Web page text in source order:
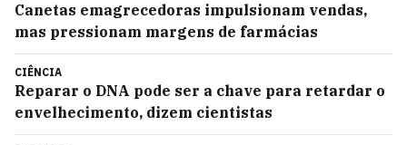
Canetas emagrecedoras impulsionam vendas,
mas pressionam margens de farmácias
CIÊNCIA
Reparar o DNA pode ser a chave para retardar o
envelhecimento, dizem cientistas